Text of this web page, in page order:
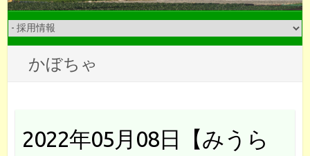
かぼちゃ
2022年05月08日【みうら